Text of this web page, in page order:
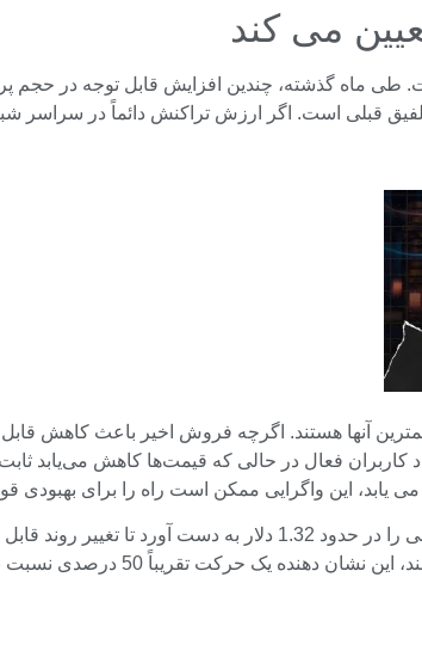
می کند
تلفیق قبلی است. اگر ارزش تراکنش دائماً در
کاربران فعال در حالی که قیمت‌ها کاهش می‌یابد
این واگرایی ممکن است راه را برای بهبودی
یک حرکت تقریباً 50 درصدی نسبت به قیمت های فعلی است.